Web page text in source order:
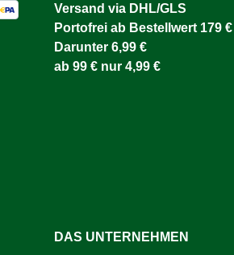
Versand via DHL/GLS ​
Portofrei ab Bestellwert 179 €
Darunter 6,99 €
ab 99 € nur 4,99 €
DAS UNTERNEHMEN